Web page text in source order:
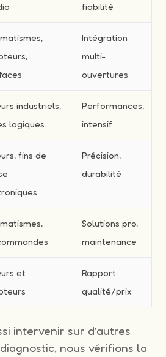
fiabilité
Intégration
multi-
ouvertures
industriels,
logiques
Performances,
intensif
fins de
Précision,
durabilité
Solutions pro,
maintenance
et
Rapport
qualité/prix
intervenir sur d’autres
nous vérifions la